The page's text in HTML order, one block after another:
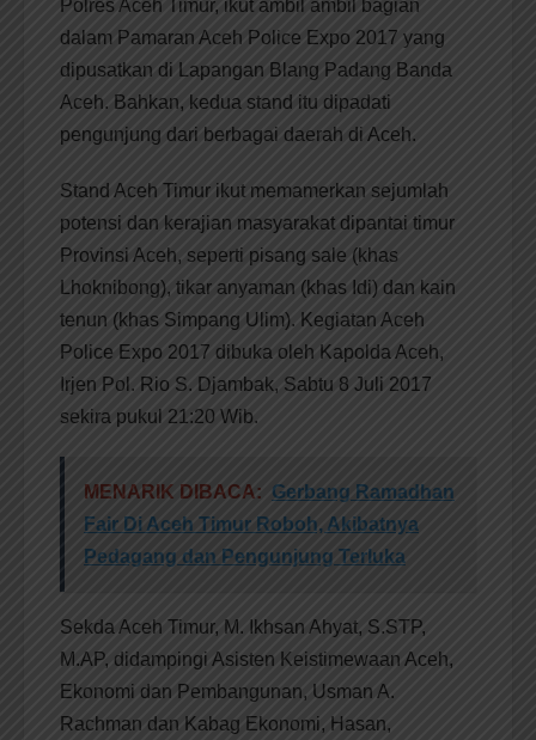
Polres Aceh Timur, ikut ambil ambil bagian
dalam Pamaran Aceh Police Expo 2017 yang
dipusatkan di Lapangan Blang Padang Banda
Aceh. Bahkan, kedua stand itu dipadati
pengunjung dari berbagai daerah di Aceh.
Stand Aceh Timur ikut memamerkan sejumlah
potensi dan kerajian masyarakat dipantai timur
Provinsi Aceh, seperti pisang sale (khas
Lhoknibong), tikar anyaman (khas Idi) dan kain
tenun (khas Simpang Ulim). Kegiatan Aceh
Police Expo 2017 dibuka oleh Kapolda Aceh,
Irjen Pol. Rio S. Djambak, Sabtu 8 Juli 2017
sekira pukul 21:20 Wib.
MENARIK DIBACA: Gerbang Ramadhan
Fair Di Aceh Timur Roboh, Akibatnya
Pedagang dan Pengunjung Terluka
Sekda Aceh Timur, M. Ikhsan Ahyat, S.STP,
M.AP, didampingi Asisten Keistimewaan Aceh,
Ekonomi dan Pembangunan, Usman A.
Rachman dan Kabag Ekonomi, Hasan,